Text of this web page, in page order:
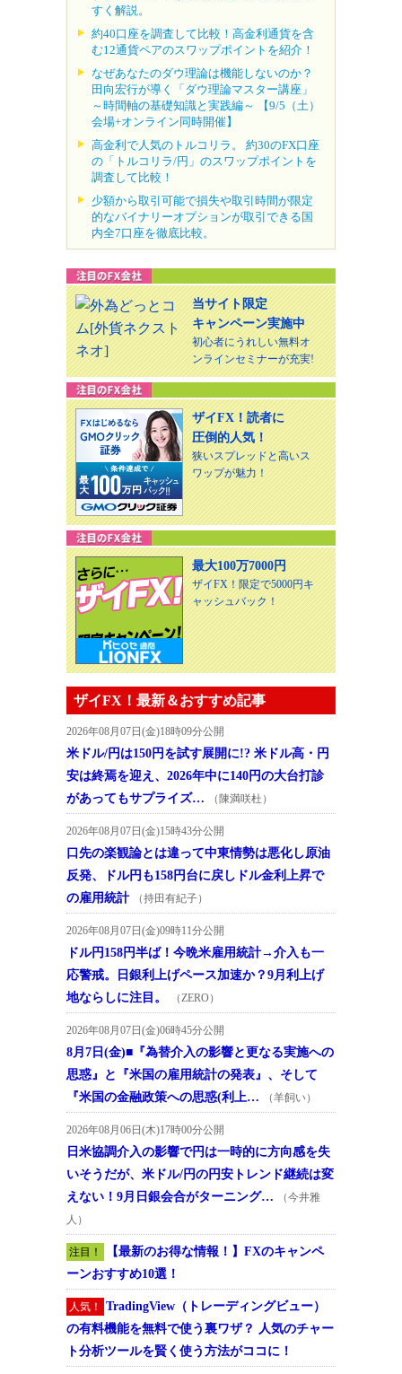
すく解説。
約40口座を調査して比較！高金利通貨を含
む12通貨ペアのスワップポイントを紹介！
なぜあなたのダウ理論は機能しないのか？
田向宏行が導く「ダウ理論マスター講座」
～時間軸の基礎知識と実践編～ 【9/5（土）
会場+オンライン同時開催】
高金利で人気のトルコリラ。 約30のFX口座
の「トルコリラ/円」のスワップポイントを
調査して比較！
少額から取引可能で損失や取引時間が限定
的なバイナリーオプションが取引できる国
内全7口座を徹底比較。
当サイト限定
キャンペーン実施中
初心者にうれしい無料オ
ンラインセミナーが充実!
ザイFX！読者に
圧倒的人気！
狭いスプレッドと高いス
ワップが魅力！
最大100万7000円
ザイFX！限定で5000円キ
ャッシュバック！
ザイFX！最新＆おすすめ記事
2026年08月07日(金)18時09分公開
米ドル/円は150円を試す展開に!? 米ドル高・円
安は終焉を迎え、2026年中に140円の大台打診
があってもサプライズ…
（陳満咲杜）
2026年08月07日(金)15時43分公開
口先の楽観論とは違って中東情勢は悪化し原油
反発、ドル円も158円台に戻しドル金利上昇で
の雇用統計
（持田有紀子）
2026年08月07日(金)09時11分公開
ドル円158円半ば！今晩米雇用統計→介入も一
応警戒。日銀利上げペース加速か？9月利上げ
地ならしに注目。
（ZERO）
2026年08月07日(金)06時45分公開
8月7日(金)■『為替介入の影響と更なる実施への
思惑』と『米国の雇用統計の発表』、そして
『米国の金融政策への思惑(利上…
（羊飼い）
2026年08月06日(木)17時00分公開
日米協調介入の影響で円は一時的に方向感を失
いそうだが、米ドル/円の円安トレンド継続は変
えない！9月日銀会合がターニング…
（今井雅
人）
注目！
【最新のお得な情報！】FXのキャンペ
ーンおすすめ10選！
人気！
TradingView（トレーディングビュー）
の有料機能を無料で使う裏ワザ？ 人気のチャー
ト分析ツールを賢く使う方法がココに！